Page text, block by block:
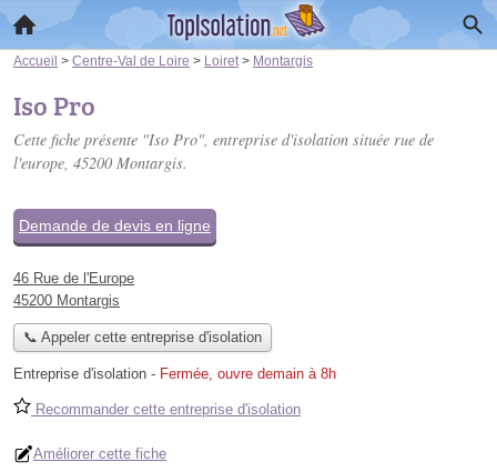
Accueil > Centre-Val de Loire > Loiret > Montargis
Iso Pro
Cette fiche présente "Iso Pro", entreprise d'isolation située rue de
l'europe, 45200 Montargis.
Demande de devis en ligne
46 Rue de l'Europe
45200 Montargis
📞 Appeler cette entreprise d'isolation
Entreprise d'isolation - Fermée, ouvre demain à 8h
Recommander cette entreprise d'isolation
Améliorer cette fiche